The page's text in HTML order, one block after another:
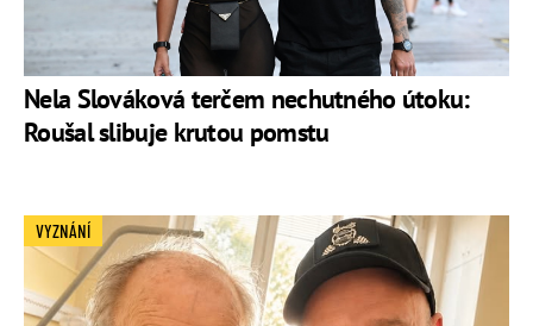
Nela Slováková terčem nechutného útoku:
Roušal slibuje krutou pomstu
VYZNÁNÍ